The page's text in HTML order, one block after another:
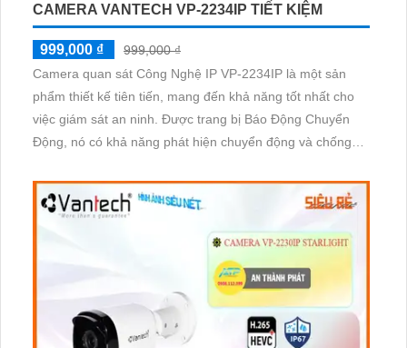
CAMERA VANTECH VP-2234IP TIẾT KIỆM
999,000 ₫
999,000 ₫
Camera quan sát Công Nghệ IP VP-2234IP là một sản
phẩm thiết kế tiên tiến, mang đến khả năng tốt nhất cho
việc giám sát an ninh. Được trang bị Báo Động Chuyển
Động, nó có khả năng phát hiện chuyển động và chống
IR và CMOS, Camera quan sát này cho phép xem ban
đêm và có khả năng nhìn rõ trong khoảng cách xa tới